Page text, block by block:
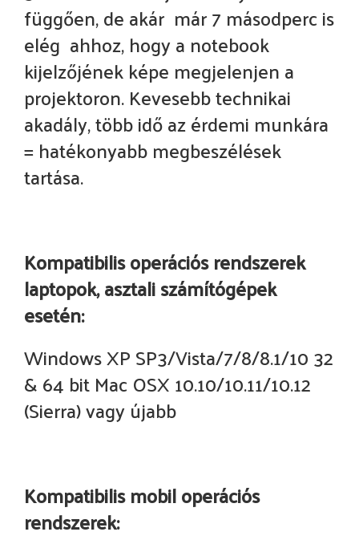
függően, de akár már 7 másodperc is
elég ahhoz, hogy a notebook
kijelzőjének képe megjelenjen a
projektoron. Kevesebb technikai
akadály, több idő az érdemi munkára
= hatékonyabb megbeszélések
tartása.
Kompatibilis operációs rendszerek
laptopok, asztali számítógépek
esetén:
Windows XP SP3/Vista/7/8/8.1/10 32
& 64 bit Mac OSX 10.10/10.11/10.12
(Sierra) vagy újabb
Kompatibilis mobil operációs
rendszerek: